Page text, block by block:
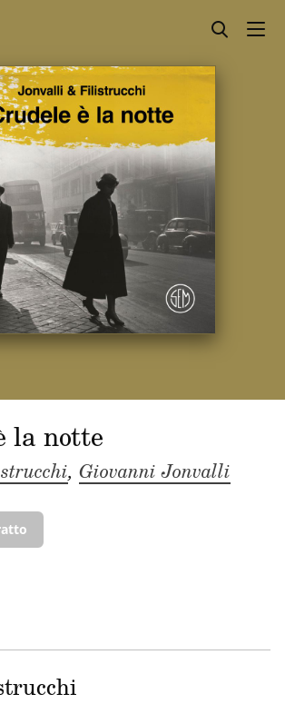
la notte
, Giovanni Jonvalli